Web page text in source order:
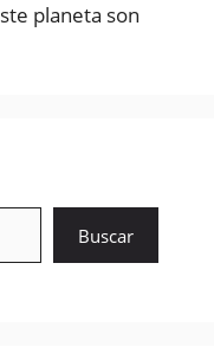
planeta son
Buscar